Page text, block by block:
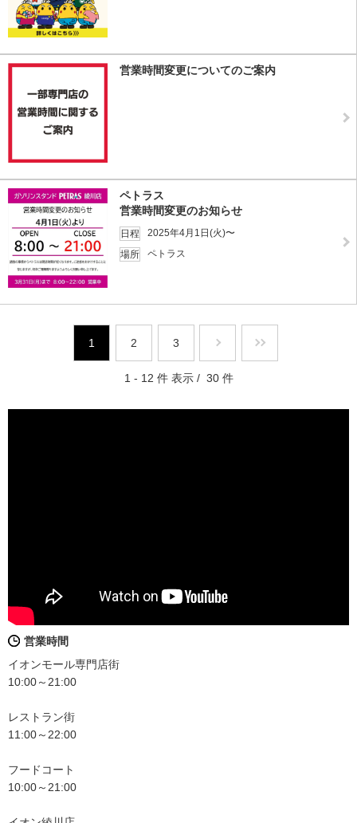
営業時間変更についてのご案内
ペトラス
営業時間変更のお知らせ
日程
2025年4月1日(火)〜
場所
ペトラス
1 2 3
1 - 12 件 表示 / 30 件
営業時間
イオンモール専門店街
10:00～21:00
レストラン街
11:00～22:00
フードコート
10:00～21:00